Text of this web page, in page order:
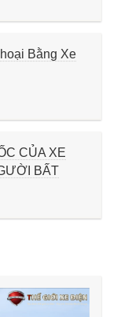
Bằng Xe
CỦA XE
BẤT